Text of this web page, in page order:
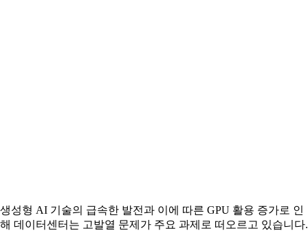
생성형 AI 기술의 급속한 발전과 이에 따른 GPU 활용 증가로 인
해 데이터센터는 고발열 문제가 주요 과제로 떠오르고 있습니다.